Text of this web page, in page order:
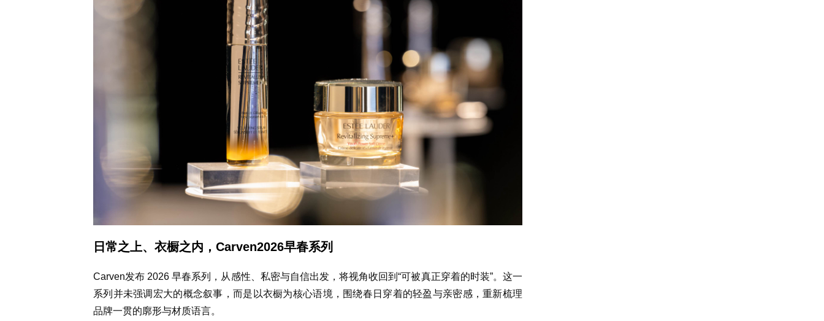
日常之上、衣橱之内，Carven2026早春系列
Carven发布 2026 早春系列，从感性、私密与自信出发，将视角收回到“可被真正穿着的时装”。这一
系列并未强调宏大的概念叙事，而是以衣橱为核心语境，围绕春日穿着的轻盈与亲密感，重新梳理
品牌一贯的廓形与材质语言。